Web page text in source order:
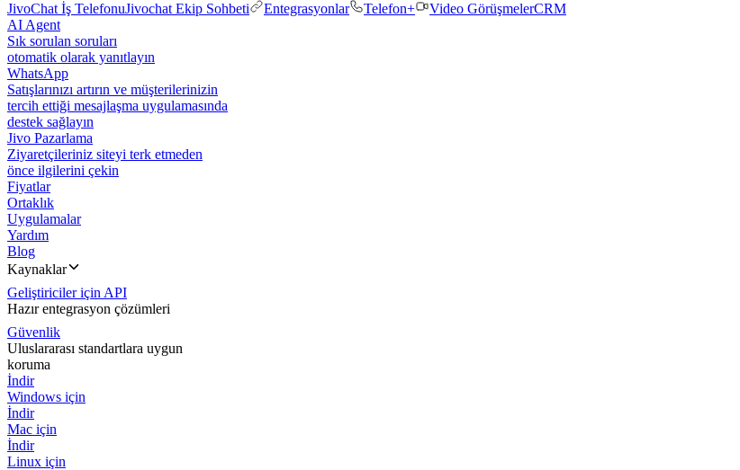
JivoChat İş TelefonuJivochat Ekip Sohbeti Entegrasyonlar Telefon+ Video GörüşmelerCRM
AI Agent
Sık sorulan soruları
otomatik olarak yanıtlayın
WhatsApp
Satışlarınızı artırın ve müşterilerinizin
tercih ettiği mesajlaşma uygulamasında
destek sağlayın
Jivo Pazarlama
Ziyaretçileriniz siteyi terk etmeden
önce ilgilerini çekin
Fiyatlar
Ortaklık
Uygulamalar
Yardım
Blog
Kaynaklar
Geliştiriciler için API
Hazır entegrasyon çözümleri
Güvenlik
Uluslararası standartlara uygun
koruma
İndir
Windows için
İndir
Mac için
İndir
Linux için